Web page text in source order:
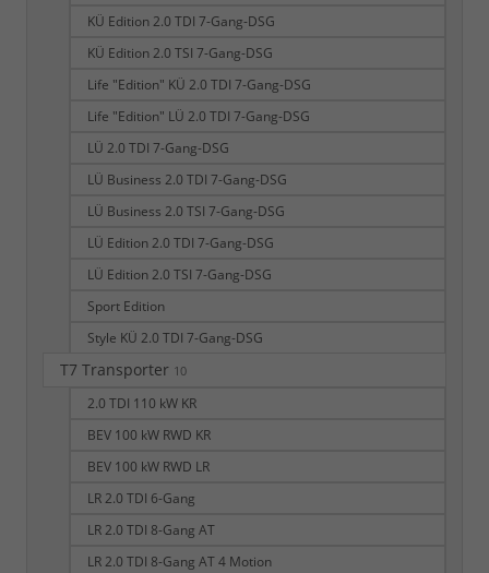
KÜ Edition 2.0 TDI 7-Gang-DSG
KÜ Edition 2.0 TSI 7-Gang-DSG
Life "Edition" KÜ 2.0 TDI 7-Gang-DSG
Life "Edition" LÜ 2.0 TDI 7-Gang-DSG
LÜ 2.0 TDI 7-Gang-DSG
LÜ Business 2.0 TDI 7-Gang-DSG
LÜ Business 2.0 TSI 7-Gang-DSG
LÜ Edition 2.0 TDI 7-Gang-DSG
LÜ Edition 2.0 TSI 7-Gang-DSG
Sport Edition
Style KÜ 2.0 TDI 7-Gang-DSG
T7 Transporter 10
2.0 TDI 110 kW KR
BEV 100 kW RWD KR
BEV 100 kW RWD LR
LR 2.0 TDI 6-Gang
LR 2.0 TDI 8-Gang AT
LR 2.0 TDI 8-Gang AT 4 Motion